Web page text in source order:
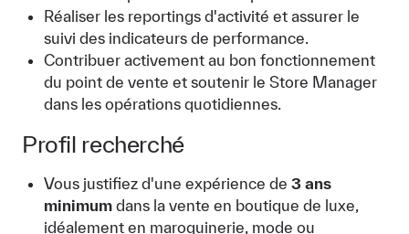
Réaliser les reportings d'activité et assurer le
suivi des indicateurs de performance.
Contribuer activement au bon fonctionnement
du point de vente et soutenir le Store Manager
dans les opérations quotidiennes.
Profil recherché
Vous justifiez d'une expérience de 3 ans
minimum dans la vente en boutique de luxe,
idéalement en maroquinerie, mode ou